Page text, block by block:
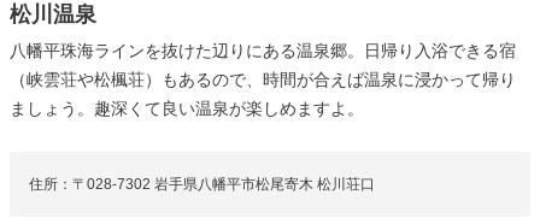
松川温泉
八幡平珠海ラインを抜けた辺りにある温泉郷。日帰り入浴できる宿
（峡雲荘や松楓荘）もあるので、時間が合えば温泉に浸かって帰り
ましょう。趣深くて良い温泉が楽しめますよ。
住所：〒028-7302 岩手県八幡平市松尾寄木 松川荘口